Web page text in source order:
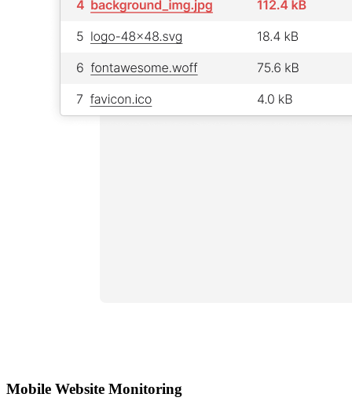
Mobile Website Monitoring